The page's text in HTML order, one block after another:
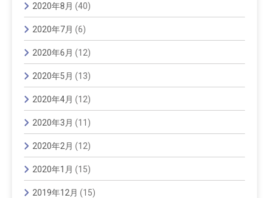
2020年8月 (40)
2020年7月 (6)
2020年6月 (12)
2020年5月 (13)
2020年4月 (12)
2020年3月 (11)
2020年2月 (12)
2020年1月 (15)
2019年12月 (15)